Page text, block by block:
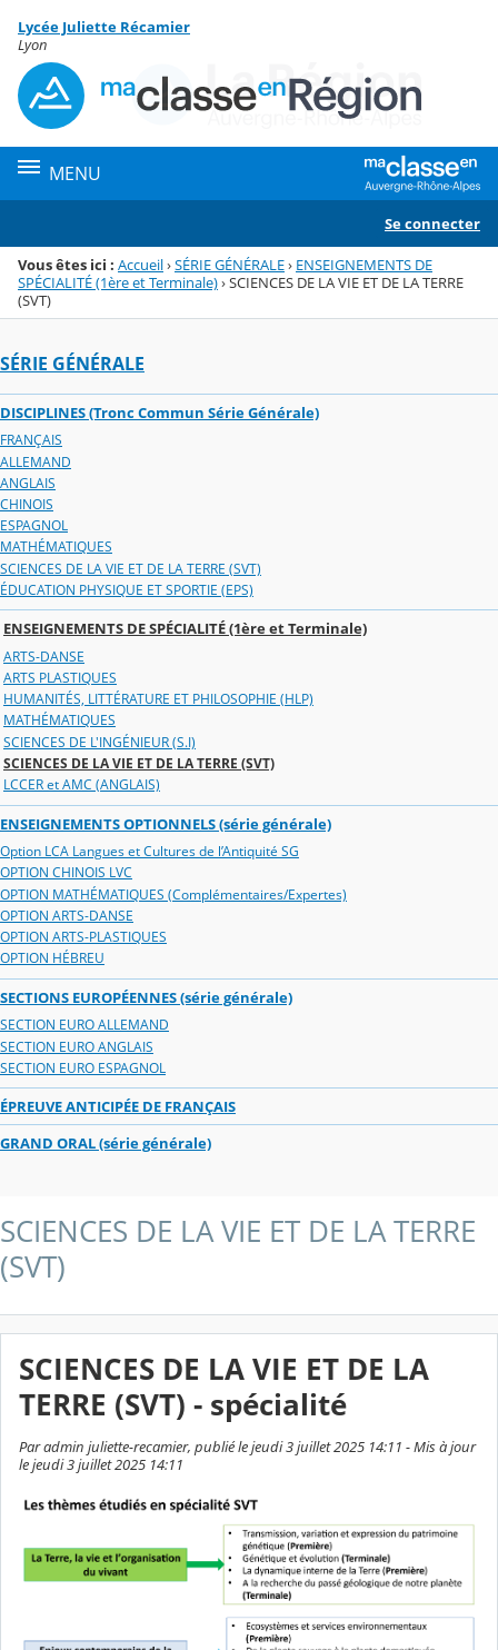
Menu de la rubrique
Contenu
Lycée Juliette Récamier
Lyon
MENU
Se connecter
Vous êtes ici : Accueil›SÉRIE GÉNÉRALE› ENSEIGNEMENTS DE
SPÉCIALITÉ (1ère et Terminale)›SCIENCES DE LA VIE ET DE LA TERRE
(SVT)
SÉRIE GÉNÉRALE
DISCIPLINES (Tronc Commun Série Générale)
FRANÇAIS
ALLEMAND
ANGLAIS
CHINOIS
ESPAGNOL
MATHÉMATIQUES
SCIENCES DE LA VIE ET DE LA TERRE (SVT)
ÉDUCATION PHYSIQUE ET SPORTIE (EPS)
ENSEIGNEMENTS DE SPÉCIALITÉ (1ère et Terminale)
ARTS-DANSE
ARTS PLASTIQUES
HUMANITÉS, LITTÉRATURE ET PHILOSOPHIE (HLP)
MATHÉMATIQUES
SCIENCES DE L'INGÉNIEUR (S.I)
SCIENCES DE LA VIE ET DE LA TERRE (SVT)
LCCER et AMC (ANGLAIS)
ENSEIGNEMENTS OPTIONNELS (série générale)
Option LCA Langues et Cultures de l’Antiquité SG
OPTION CHINOIS LVC
OPTION MATHÉMATIQUES (Complémentaires/Expertes)
OPTION ARTS-DANSE
OPTION ARTS-PLASTIQUES
OPTION HÉBREU
SECTIONS EUROPÉENNES (série générale)
SECTION EURO ALLEMAND
SECTION EURO ANGLAIS
SECTION EURO ESPAGNOL
ÉPREUVE ANTICIPÉE DE FRANÇAIS
GRAND ORAL (série générale)
SCIENCES DE LA VIE ET DE LA TERRE
(SVT)
SCIENCES DE LA VIE ET DE LA
TERRE (SVT) - spécialité
Par admin juliette-recamier, publié le jeudi 3 juillet 2025 14:11 - Mis à jour
le jeudi 3 juillet 2025 14:11